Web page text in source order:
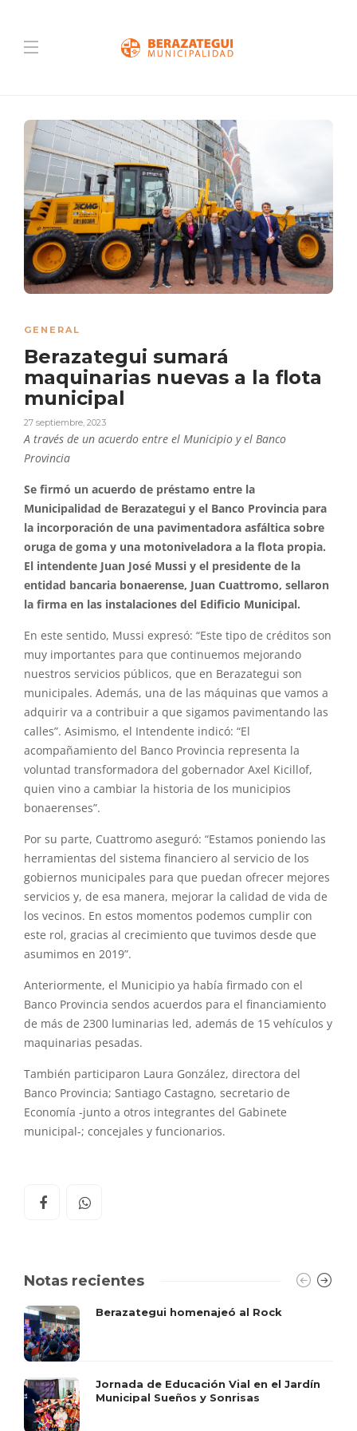
GENERAL
Berazategui sumará
maquinarias nuevas a la flota
municipal
27 septiembre, 2023
A través de un acuerdo entre el Municipio y el Banco
Provincia
Se firmó un acuerdo de préstamo entre la
Municipalidad de Berazategui y el Banco Provincia para
la incorporación de una pavimentadora asfáltica sobre
oruga de goma y una motoniveladora a la flota propia.
El intendente Juan José Mussi y el presidente de la
entidad bancaria bonaerense, Juan Cuattromo, sellaron
la firma en las instalaciones del Edificio Municipal.
En este sentido, Mussi expresó: “Este tipo de créditos son
muy importantes para que continuemos mejorando
nuestros servicios públicos, que en Berazategui son
municipales. Además, una de las máquinas que vamos a
adquirir va a contribuir a que sigamos pavimentando las
calles”. Asimismo, el Intendente indicó: “El
acompañamiento del Banco Provincia representa la
voluntad transformadora del gobernador Axel Kicillof,
quien vino a cambiar la historia de los municipios
bonaerenses”.
Por su parte, Cuattromo aseguró: “Estamos poniendo las
herramientas del sistema financiero al servicio de los
gobiernos municipales para que puedan ofrecer mejores
servicios y, de esa manera, mejorar la calidad de vida de
los vecinos. En estos momentos podemos cumplir con
este rol, gracias al crecimiento que tuvimos desde que
asumimos en 2019”.
Anteriormente, el Municipio ya había firmado con el
Banco Provincia sendos acuerdos para el financiamiento
de más de 2300 luminarias led, además de 15 vehículos y
maquinarias pesadas.
También participaron Laura González, directora del
Banco Provincia; Santiago Castagno, secretario de
Economía -junto a otros integrantes del Gabinete
municipal-; concejales y funcionarios.
Notas recientes
Berazategui homenajeó al Rock
Jornada de Educación Vial en el Jardín
Municipal Sueños y Sonrisas